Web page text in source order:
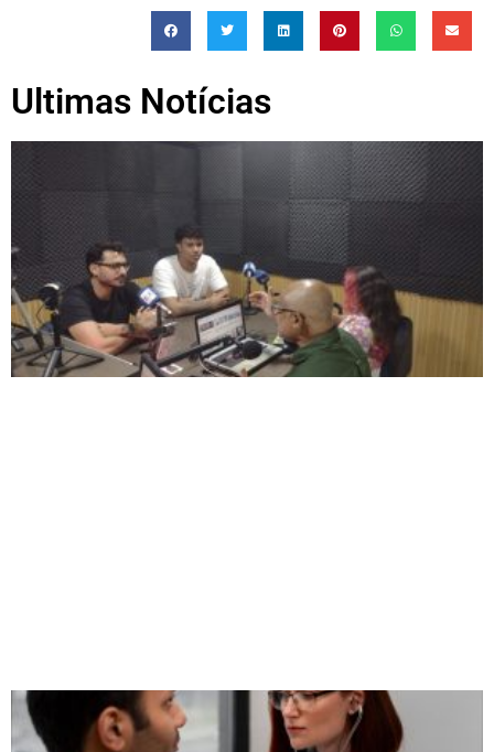
Ultimas Notícias